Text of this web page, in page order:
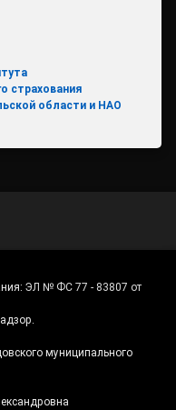
страхования
области и НАО
ЭЛ № ФС 77 - 83807 от
муниципального